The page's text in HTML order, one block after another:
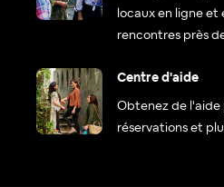
locaux en ligne et
rencontres près
Centre d'aide
Obtenez de l'aide
réservations et